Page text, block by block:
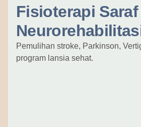
Fisioterapi Saraf
Pemulihan stroke, Parkinson,
program lansia sehat.